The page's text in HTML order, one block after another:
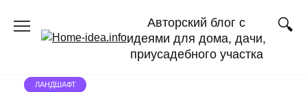
содержанию
Авторский блог с
идеями для дома, дачи,
приусадебного участка
ЛАНДШАФТ